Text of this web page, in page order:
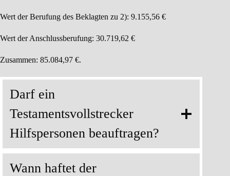
Wert der Berufung des Beklagten zu 2): 9.155,56 €
Wert der Anschlussberufung: 30.719,62 €
Zusammen: 85.084,97 €.
Darf ein
Testamentsvollstrecker
Hilfspersonen beauftragen?
Wann haftet der